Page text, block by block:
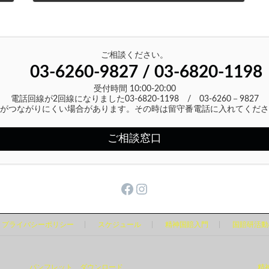
ご相談ください。
03-6260-9827 / 03-6820-1198
受付時間 10:00-20:00
電話回線が2回線になりました03-6820-1198 / 03-6260－9827
つながりにくい場合があります。その時は留守番電話に入れてくだ
ご相談窓口
Facebook
Instagram
プライバシーポリシー スケジュール 精神国賠入門 国賠研活
パンフレット ダウンロード 精